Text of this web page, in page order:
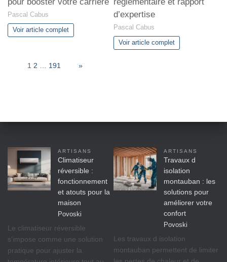
Pascal Cabus
Voir article complet
d’expertise
Pascal Cabus
Voir article complet
1 2 191 »
ARTISANS
Climatiseur
réversible :
fonctionnement
et atouts pour la
maison
Povoski
Le climatiseur réversible
s’impose comme une solution
pratique pour ajuster la
ARTISANS
Travaux d
isolation
montauban : les
solutions pour
améliorer votre
confort
Povoski
Les travaux d isolation
montauban permettent de limiter